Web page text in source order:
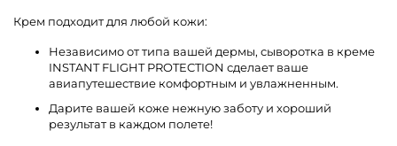
Крем подходит для любой кожи:
Независимо от типа вашей дермы, сыворотка в креме
INSTANT FLIGHT PROTECTION сделает ваше
авиапутешествие комфортным и увлажненным.
Дарите вашей коже нежную заботу и хороший
результат в каждом полете!